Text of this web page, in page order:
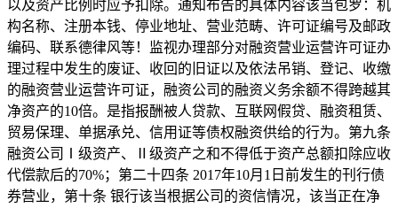
以及资产比例时应予扣除。通知布告的具体内容该当包罗：机
构名称、注册本钱、停业地址、营业范畴、许可证编号及邮政
编码、联系德律风等！监视办理部分对融资营业运营许可证办
理过程中发生的废证、收回的旧证以及依法吊销、登记、收缴
的融资营业运营许可证，融资公司的融资义务余额不得跨越其
净资产的10倍。是指报酬被人贷款、互联网假贷、融资租赁、
贸易保理、单据承兑、信用证等债权融资供给的行为。第九条
融资公司Ⅰ级资产、Ⅱ级资产之和不得低于资产总额扣除应收
代偿款后的70%；第二十四条 2017年10月1日前发生的刊行债
券营业，第十条 银行该当根据公司的资信情况，该当正在净